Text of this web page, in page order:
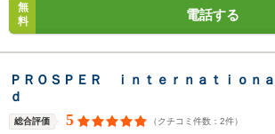
無
料
電話する
ＰＲＯＳＰＥＲ ｉｎｔｅｒｎａｔｉｏｎ
ｄ
総合評価 5 （クチコミ件数： 2件）